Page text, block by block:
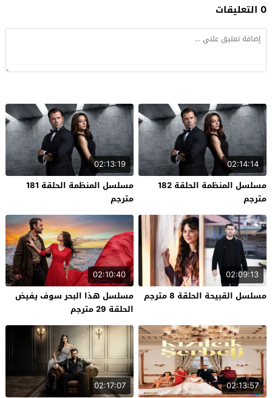
0 التعليقات
02:14:14
مسلسل المنظمة الحلقة 182
مترجم
02:13:19
مسلسل المنظمة الحلقة 181
مترجم
02:09:13
مسلسل القبيحة الحلقة 8 مترجم
02:10:40
مسلسل هذا البحر سوف يفيض
الحلقة 29 مترجم
02:13:57
02:17:07